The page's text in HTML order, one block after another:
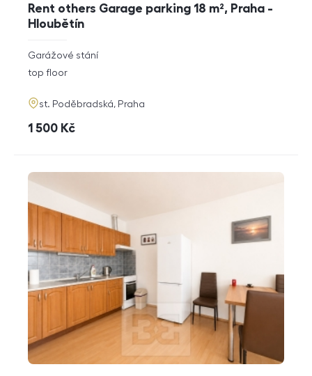
Rent others Garage parking 18 m², Praha -
Hloubětín
rozměry
disposition
Garážové stání
funkce
top floor
adresa
st. Poděbradská, Praha
cena
1 500 Kč